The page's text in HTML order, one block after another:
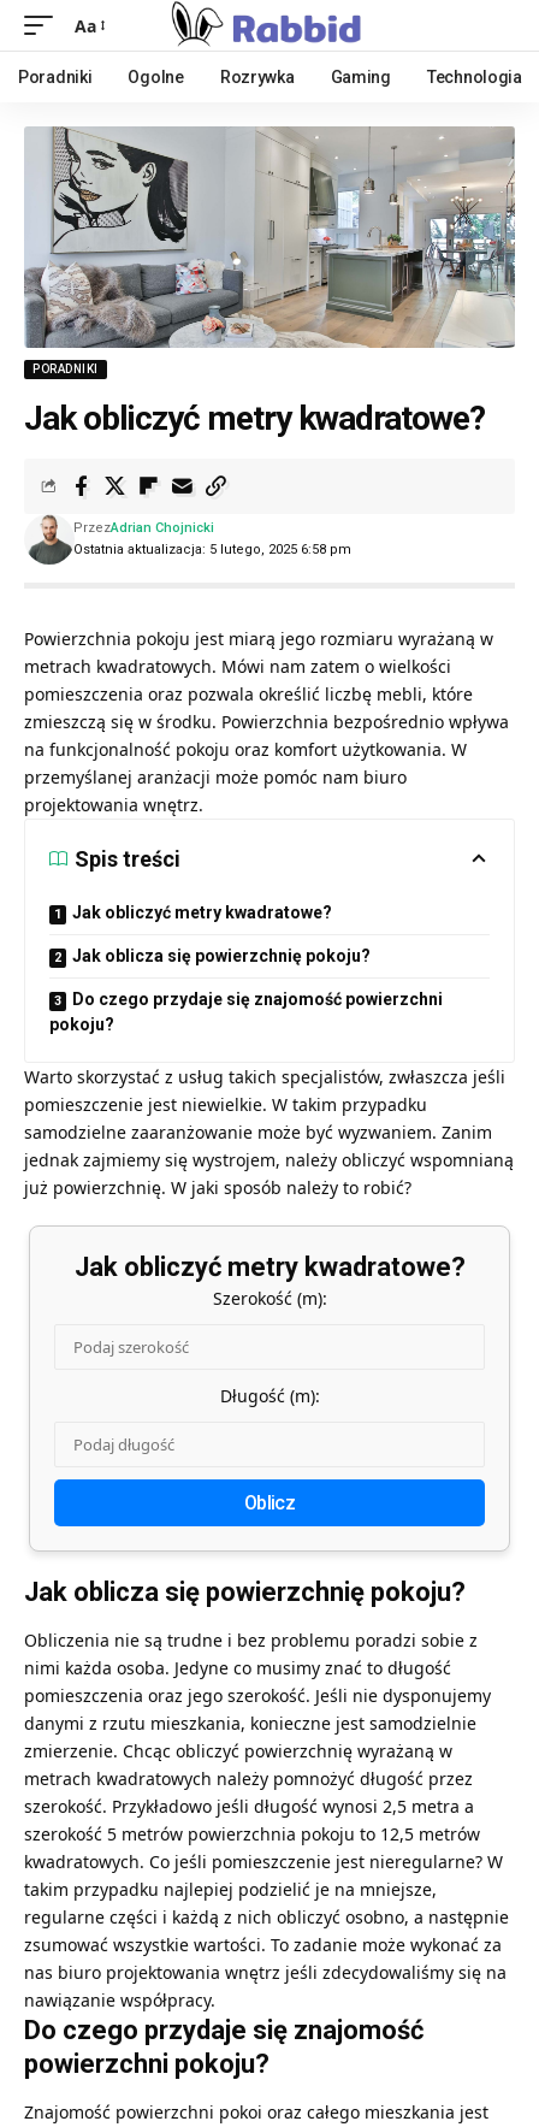
Aa
Poradniki Ogolne Rozrywka Gaming Technologia
PORADNIKI
Jak obliczyć metry kwadratowe?
Ostatnia aktualizacja: 5 lutego, 2025 6:58 pm
PrzezAdrian Chojnicki
Powierzchnia pokoju jest miarą jego rozmiaru wyrażaną w
metrach kwadratowych. Mówi nam zatem o wielkości
pomieszczenia oraz pozwala określić liczbę mebli, które
zmieszczą się w środku. Powierzchnia bezpośrednio wpływa
na funkcjonalność pokoju oraz komfort użytkowania. W
przemyślanej aranżacji może pomóc nam biuro
projektowania wnętrz.
Spis treści
Jak obliczyć metry kwadratowe?
Jak oblicza się powierzchnię pokoju?
Do czego przydaje się znajomość powierzchni
pokoju?
Warto skorzystać z usług takich specjalistów, zwłaszcza jeśli
pomieszczenie jest niewielkie. W takim przypadku
samodzielne zaaranżowanie może być wyzwaniem. Zanim
jednak zajmiemy się wystrojem, należy obliczyć wspomnianą
już powierzchnię. W jaki sposób należy to robić?
Jak obliczyć metry kwadratowe?
Szerokość (m):
Długość (m):
Oblicz
Jak oblicza się powierzchnię pokoju?
Obliczenia nie są trudne i bez problemu poradzi sobie z
nimi każda osoba. Jedyne co musimy znać to długość
pomieszczenia oraz jego szerokość. Jeśli nie dysponujemy
danymi z rzutu mieszkania, konieczne jest samodzielnie
zmierzenie. Chcąc obliczyć powierzchnię wyrażaną w
metrach kwadratowych należy pomnożyć długość przez
szerokość. Przykładowo jeśli długość wynosi 2,5 metra a
szerokość 5 metrów powierzchnia pokoju to 12,5 metrów
kwadratowych. Co jeśli pomieszczenie jest nieregularne? W
takim przypadku najlepiej podzielić je na mniejsze,
regularne części i każdą z nich obliczyć osobno, a następnie
zsumować wszystkie wartości. To zadanie może wykonać za
nas biuro projektowania wnętrz jeśli zdecydowaliśmy się na
nawiązanie współpracy.
Do czego przydaje się znajomość
powierzchni pokoju?
Znajomość powierzchni pokoi oraz całego mieszkania jest